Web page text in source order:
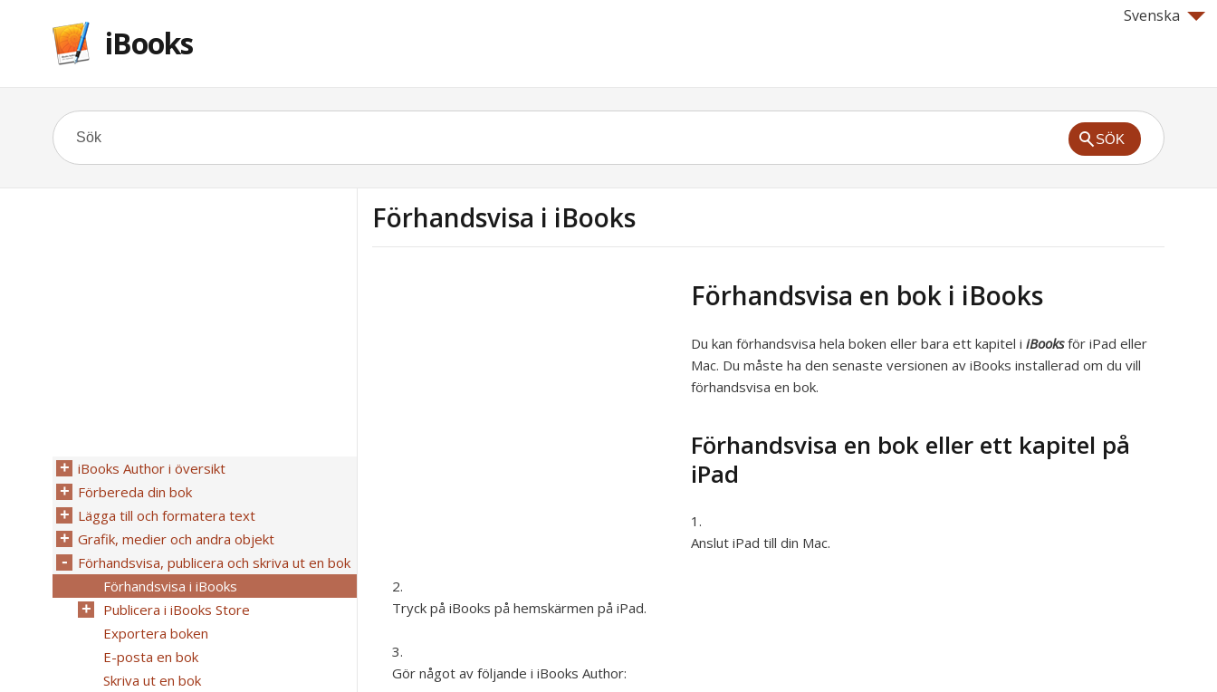
Svenska
iBooks
SÖK
Förhandsvisa i iBooks
Förhandsvisa en bok i iBooks
Du kan förhandsvisa hela boken eller bara ett kapitel i iBooksför iPad eller
Mac. Du måste ha den senaste versionen av iBooks installerad om du vill
förhandsvisa en bok.
Förhandsvisa en bok eller ett kapitel på
iPad
Anslut iPad till din Mac.
Tryck på iBooks på hemskärmen på iPad.
Gör något av följande i iBooks Author:
iBooks Author i översikt
Förbereda din bok
Lägga till och formatera text
Grafik, medier och andra objekt
Förhandsvisa, publicera och skriva ut en bok
Förhandsvisa i iBooks
Publicera i iBooks Store
Exportera boken
E-posta en bok
Skriva ut en bok